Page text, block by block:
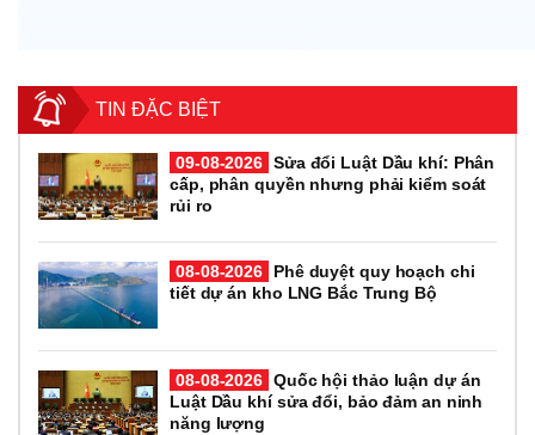
TIN ĐẶC BIỆT
09-08-2026 Sửa đổi Luật Dầu khí: Phân
cấp, phân quyền nhưng phải kiểm soát
rủi ro
08-08-2026
Phê duyệt quy hoạch chi
tiết dự án kho LNG Bắc Trung Bộ
08-08-2026 Quốc hội thảo luận dự án
Luật Dầu khí sửa đổi, bảo đảm an ninh
năng lượng